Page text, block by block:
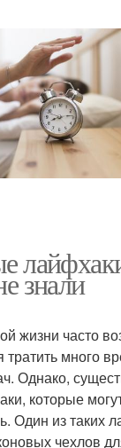
знали
жизни часто
тратить много
Однако,
которые
Один из таких
чехлов